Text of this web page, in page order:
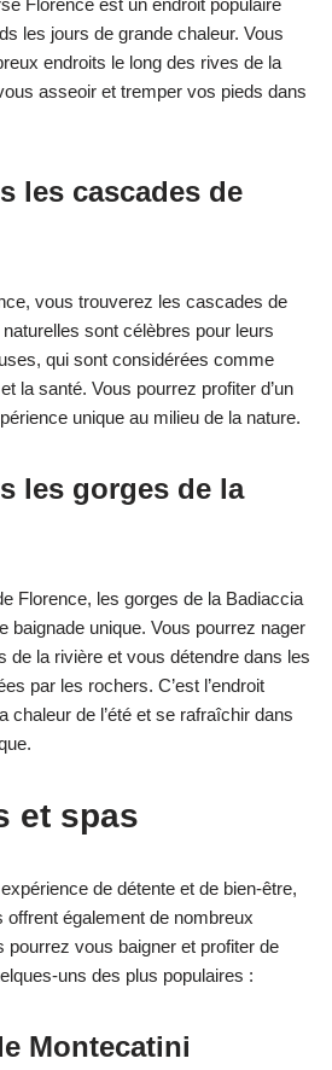
Florence est un endroit populaire
les jours de grande chaleur. Vous
endroits le long des rives de la
asseoir et tremper vos pieds dans
les cascades de
vous trouverez les cascades de
sont célèbres pour leurs
qui sont considérées comme
la santé. Vous pourrez profiter d’un
unique au milieu de la nature.
les gorges de la
Florence, les gorges de la Badiaccia
baignade unique. Vous pourrez nager
de la rivière et vous détendre dans les
par les rochers. C’est l’endroit
chaleur de l’été et se rafraîchir dans
et spas
de détente et de bien-être,
également de nombreux
vous baigner et profiter de
uns des plus populaires :
Montecatini